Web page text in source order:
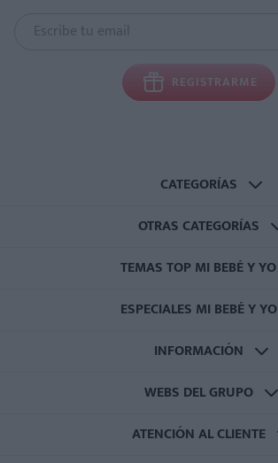
REGISTRARME
CATEGORÍAS
OTRAS CATEGORÍAS
TEMAS TOP MI BEBÉ Y YO
ESPECIALES MI BEBÉ Y YO
INFORMACIÓN
WEBS DEL GRUPO
ATENCIÓN AL CLIENTE